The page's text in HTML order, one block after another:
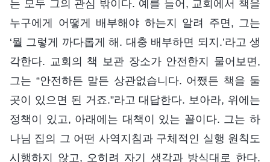
는 모두 그의 관심 밖이다. 예를 들어, 교회에서 책을
누구에게 어떻게 배부해야 하는지 알려 주면, 그는
‘뭘 그렇게 까다롭게 해. 대충 배부하면 되지.’라고 생
각한다. 교회의 책 보관 장소가 안전한지 물어보면,
그는 “안전하든 말든 상관없습니다. 어쨌든 책을 둘
곳이 있으면 된 거죠.”라고 대답한다. 보아라, 위에는
정책이 있고, 아래에는 대책이 있는 꼴이다. 그는 하
나님 집의 그 어떤 사역지침과 구체적인 실행 원칙도
시행하지 않고, 오히려 자기 생각과 방식대로 한다.